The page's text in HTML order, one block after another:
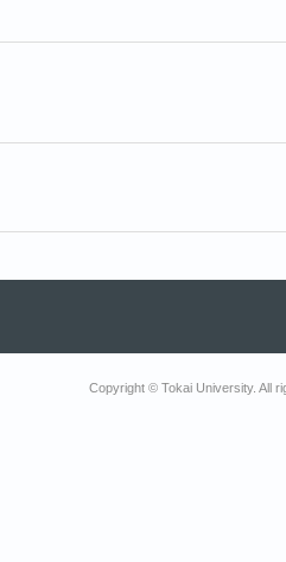
Copyright © Tokai University. All